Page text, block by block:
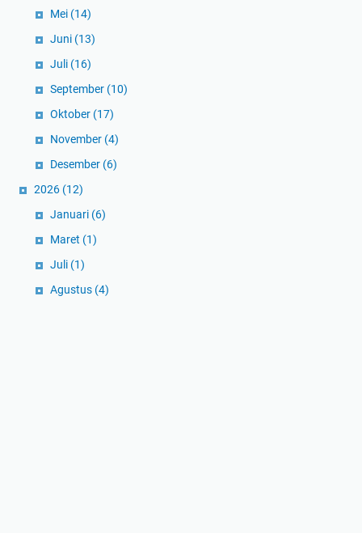
Mei (14)
Juni (13)
Juli (16)
September (10)
Oktober (17)
November (4)
Desember (6)
2026 (12)
Januari (6)
Maret (1)
Juli (1)
Agustus (4)